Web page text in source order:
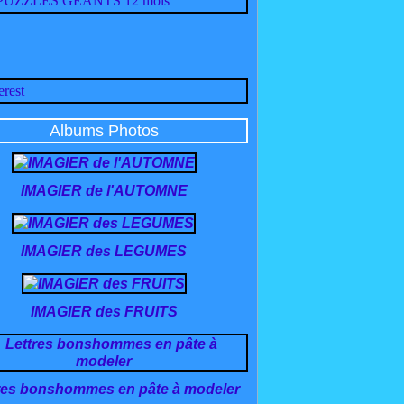
Albums Photos
IMAGIER de l'AUTOMNE
IMAGIER des LEGUMES
IMAGIER des FRUITS
bonshommes en pâte à modeler